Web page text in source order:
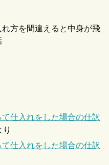
方を間違えると中身が飛
仕入れをした場合の仕訳
り
仕入れをした場合の仕訳